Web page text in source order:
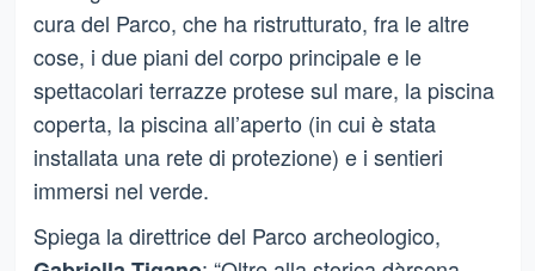
cura del Parco, che ha ristrutturato, fra le altre
cose, i due piani del corpo principale e le
spettacolari terrazze protese sul mare, la piscina
coperta, la piscina all’aperto (in cui è stata
installata una rete di protezione) e i sentieri
immersi nel verde.
Spiega la direttrice del Parco archeologico,